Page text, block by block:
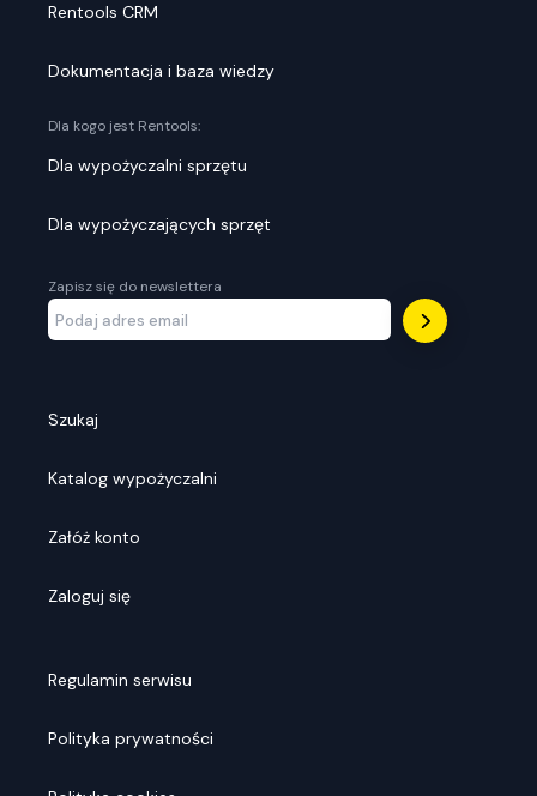
Rentools CRM
Dokumentacja i baza wiedzy
Dla kogo jest Rentools:
Dla wypożyczalni sprzętu
Dla wypożyczających sprzęt
Zapisz się do newslettera
Szukaj
Katalog wypożyczalni
Załóż konto
Zaloguj się
Regulamin serwisu
Polityka prywatności